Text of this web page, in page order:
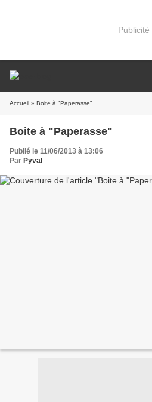
Publicité
Accueil » Boite à "Paperasse"
Boite à "Paperasse"
Publié le 11/06/2013 à 13:06
Par Pyval